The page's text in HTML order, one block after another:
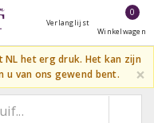
Verlanglijst
0
Winkelwagen
NL het erg druk. Het kan zijn
u van ons gewend bent.
×